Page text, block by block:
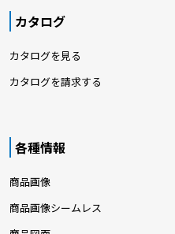
カタログ
カタログを見る
カタログを請求する
各種情報
商品画像
商品画像シームレス